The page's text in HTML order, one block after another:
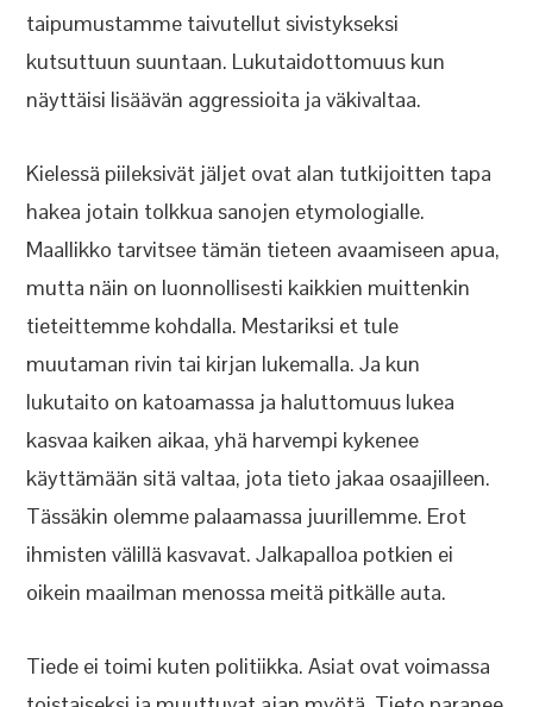
taipumustamme taivutellut sivistykseksi
kutsuttuun suuntaan. Lukutaidottomuus kun
näyttäisi lisäävän aggressioita ja väkivaltaa.
Kielessä piileksivät jäljet ovat alan tutkijoitten tapa
hakea jotain tolkkua sanojen etymologialle.
Maallikko tarvitsee tämän tieteen avaamiseen apua,
mutta näin on luonnollisesti kaikkien muittenkin
tieteittemme kohdalla. Mestariksi et tule
muutaman rivin tai kirjan lukemalla. Ja kun
lukutaito on katoamassa ja haluttomuus lukea
kasvaa kaiken aikaa, yhä harvempi kykenee
käyttämään sitä valtaa, jota tieto jakaa osaajilleen.
Tässäkin olemme palaamassa juurillemme. Erot
ihmisten välillä kasvavat. Jalkapalloa potkien ei
oikein maailman menossa meitä pitkälle auta.
Tiede ei toimi kuten politiikka. Asiat ovat voimassa